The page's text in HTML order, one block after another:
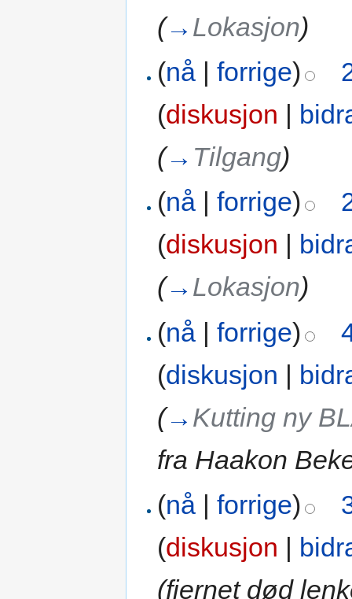
(→ Lokasjon)
(nå |forrige)
(diskusjon |
(→ Tilgang)
(nå |forrige)
(diskusjon
(→ Lokasjon)
(nå |forrige)
(diskusjon |
(→ Kutting ny
fra Haakon
(nå |forrige)
(diskusjon |
(fjernet død